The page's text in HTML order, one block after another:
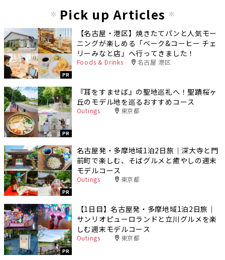
Pick up Articles
PR
【名古屋・港区】焼きたてパンと人気モー
ニングが楽しめる「ベーク&コーヒー チェ
リーみなと店」へ行ってきました！
Foods & Drinks 名古屋 港区
PR
『耳をすませば』の聖地巡礼へ！聖蹟桜ヶ
丘のモデル地を巡るおすすめコース
Outings 東京都
PR
名古屋発・多摩地域1泊2日旅｜深大寺と門
前町で楽しむ、そばグルメと癒やしの週末
モデルコース
Outings 東京都
PR
【1日目】名古屋発・多摩地域1泊2日旅｜
サンリオピューロランドと立川グルメを楽
しむ週末モデルコース
Outings 東京都